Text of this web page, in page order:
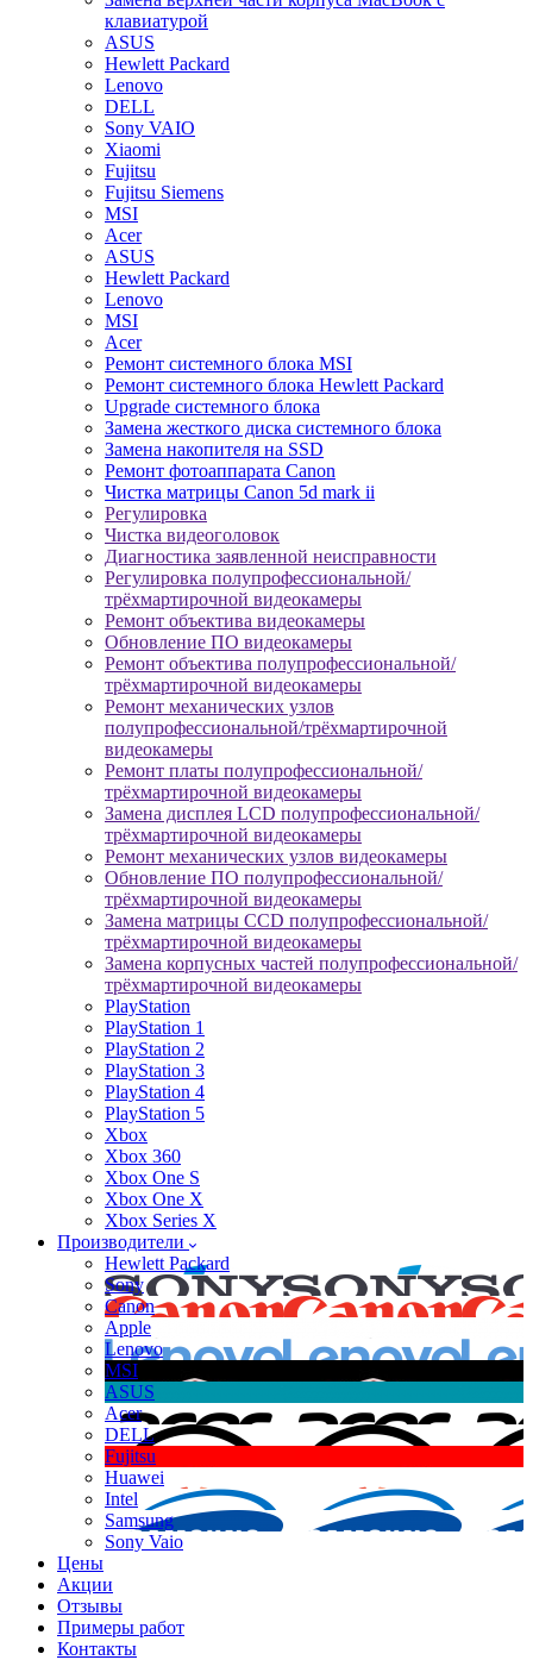
клавиатурой
ASUS
Hewlett Packard
Lenovo
DELL
Sony VAIO
Xiaomi
Fujitsu
Fujitsu Siemens
MSI
Acer
ASUS
Hewlett Packard
Lenovo
MSI
Acer
Ремонт системного блока MSI
Ремонт системного блока Hewlett Packard
Upgrade системного блока
Замена жесткого диска системного блока
Замена накопителя на SSD
Ремонт фотоаппарата Canon
Чистка матрицы Canon 5d mark ii
Регулировка
Чистка видеоголовок
Диагностика заявленной неисправности
Регулировка полупрофессиональной/
трёхмартирочной видеокамеры
Ремонт объектива видеокамеры
Обновление ПО видеокамеры
Ремонт объектива полупрофессиональной/
трёхмартирочной видеокамеры
Ремонт механических узлов
полупрофессиональной/трёхмартирочной
видеокамеры
Ремонт платы полупрофессиональной/
трёхмартирочной видеокамеры
Замена дисплея LCD полупрофессиональной/
трёхмартирочной видеокамеры
Ремонт механических узлов видеокамеры
Обновление ПО полупрофессиональной/
трёхмартирочной видеокамеры
Замена матрицы CCD полупрофессиональной/
трёхмартирочной видеокамеры
Замена корпусных частей полупрофессиональной/
трёхмартирочной видеокамеры
PlayStation
PlayStation 1
PlayStation 2
PlayStation 3
PlayStation 4
PlayStation 5
Xbox
Xbox 360
Xbox One S
Xbox One X
Xbox Series X
Производители
Hewlett Packard
Sony
Canon
Apple
Lenovo
MSI
ASUS
Acer
DELL
Fujitsu
Huawei
Intel
Samsung
Sony Vaio
Цены
Акции
Отзывы
Примеры работ
Контакты